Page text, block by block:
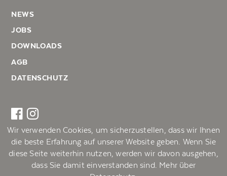
NEWS
JOBS
DOWNLOADS
AGB
DATENSCHUTZ
ILLMER Holzmanufaktur
Dorf 26, 5452 Pfarrwerfen
T: +43-6466-432-0
Wir verwenden Cookies, um sicherzustellen, dass wir Ihnen
die beste Erfahrung auf unserer Website geben. Wenn Sie
diese Seite weiterhin nutzen, werden wir davon ausgehen,
dass Sie damit einverstanden sind. Mehr über